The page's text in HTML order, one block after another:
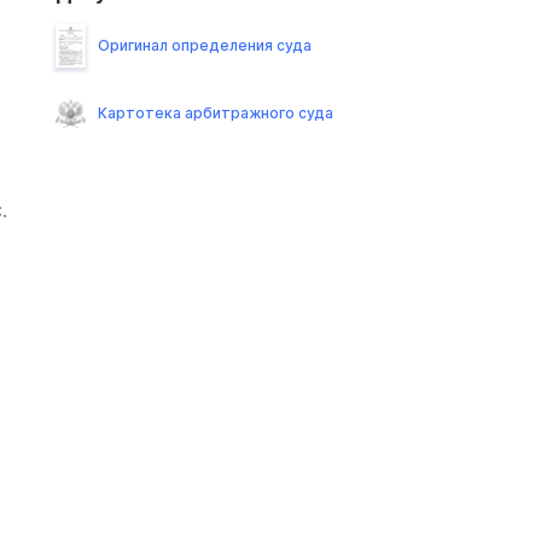
Оригинал определения суда
Картотека арбитражного суда